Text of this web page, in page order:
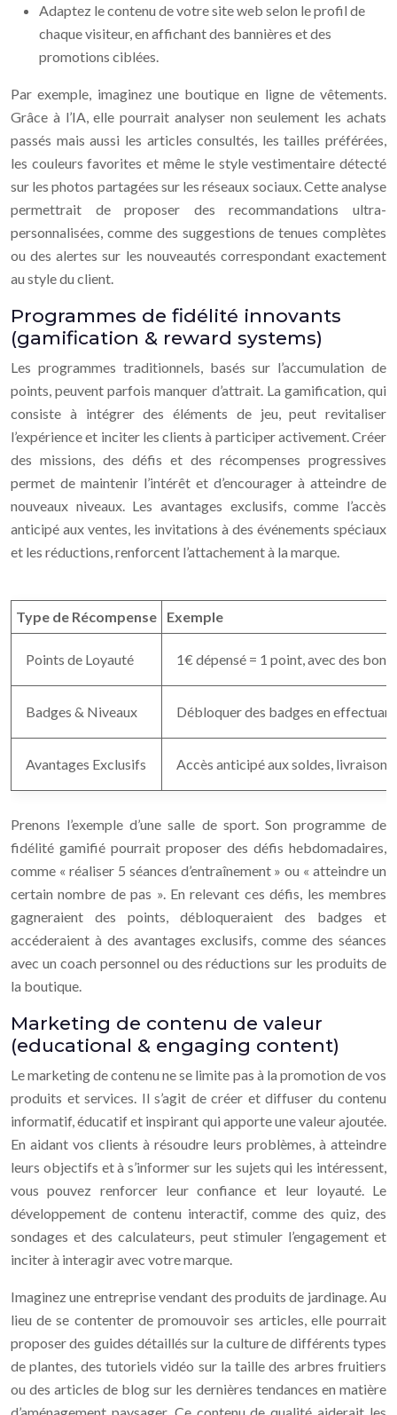
Adaptez le contenu de votre site web selon le profil de
chaque visiteur, en affichant des bannières et des
promotions ciblées.
Par exemple, imaginez une boutique en ligne de vêtements.
Grâce à l’IA, elle pourrait analyser non seulement les achats
passés mais aussi les articles consultés, les tailles préférées,
les couleurs favorites et même le style vestimentaire détecté
sur les photos partagées sur les réseaux sociaux. Cette analyse
permettrait de proposer des recommandations ultra-
personnalisées, comme des suggestions de tenues complètes
ou des alertes sur les nouveautés correspondant exactement
au style du client.
Programmes de fidélité innovants
(gamification & reward systems)
Les programmes traditionnels, basés sur l’accumulation de
points, peuvent parfois manquer d’attrait. La gamification, qui
consiste à intégrer des éléments de jeu, peut revitaliser
l’expérience et inciter les clients à participer activement. Créer
des missions, des défis et des récompenses progressives
permet de maintenir l’intérêt et d’encourager à atteindre de
nouveaux niveaux. Les avantages exclusifs, comme l’accès
anticipé aux ventes, les invitations à des événements spéciaux
et les réductions, renforcent l’attachement à la marque.
Type de Récompense Exemple
Points de Loyauté 1€ dépensé = 1 point, avec des
Badges & Niveaux Débloquer des badges en
Avantages Exclusifs Accès anticipé aux soldes,
Prenons l’exemple d’une salle de sport. Son programme de
fidélité gamifié pourrait proposer des défis hebdomadaires,
comme « réaliser 5 séances d’entraînement » ou « atteindre un
certain nombre de pas ». En relevant ces défis, les membres
gagneraient des points, débloqueraient des badges et
accéderaient à des avantages exclusifs, comme des séances
avec un coach personnel ou des réductions sur les produits de
la boutique.
Marketing de contenu de valeur
(educational & engaging content)
Le marketing de contenu ne se limite pas à la promotion de vos
produits et services. Il s’agit de créer et diffuser du contenu
informatif, éducatif et inspirant qui apporte une valeur ajoutée.
En aidant vos clients à résoudre leurs problèmes, à atteindre
leurs objectifs et à s’informer sur les sujets qui les intéressent,
vous pouvez renforcer leur confiance et leur loyauté. Le
développement de contenu interactif, comme des quiz, des
sondages et des calculateurs, peut stimuler l’engagement et
inciter à interagir avec votre marque.
Imaginez une entreprise vendant des produits de jardinage. Au
lieu de se contenter de promouvoir ses articles, elle pourrait
proposer des guides détaillés sur la culture de différents types
de plantes, des tutoriels vidéo sur la taille des arbres fruitiers
ou des articles de blog sur les dernières tendances en matière
d’aménagement paysager. Ce contenu de qualité aiderait les